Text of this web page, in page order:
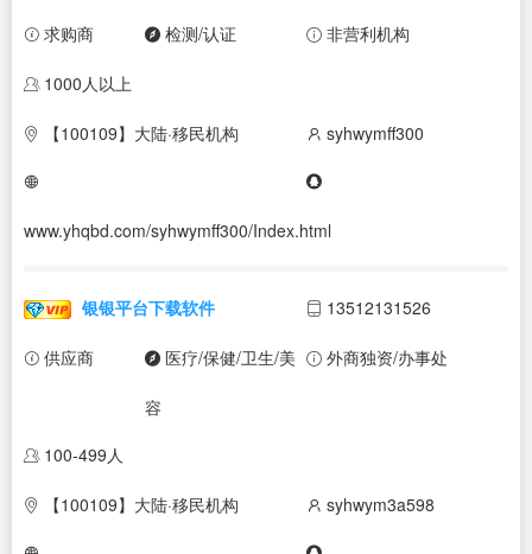
求购商 检测/认证 非营利机构
1000人以上
【100109】大陆·移民机构 syhwymff300
www.yhqbd.com/syhwymff300/Index.html
银银平台下载软件 13512131526
供应商 医疗/保健/卫生/美
容
外商独资/办事处
100-499人
【100109】大陆·移民机构 syhwym3a598